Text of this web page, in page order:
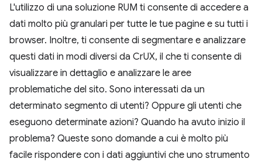
L'utilizzo di una soluzione RUM ti consente di accedere a
dati molto più granulari per tutte le tue pagine e su tutti i
browser. Inoltre, ti consente di segmentare e analizzare
questi dati in modi diversi da CrUX, il che ti consente di
visualizzare in dettaglio e analizzare le aree
problematiche del sito. Sono interessati da un
determinato segmento di utenti? Oppure gli utenti che
eseguono determinate azioni? Quando ha avuto inizio il
problema? Queste sono domande a cui è molto più
facile rispondere con i dati aggiuntivi che uno strumento